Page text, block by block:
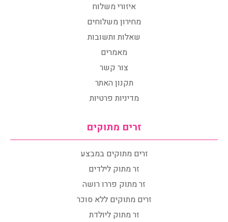
איזורי משלוח
מחירון משלוחים
שאלות ותשובות
מאמרים
צור קשר
תקנון האתר
מדיניות פרטיות
זרים מתוקים
זרים מתוקים במבצע
זר מתוק לילדים
זר מתוק פררו רושה
זרים מתוקים ללא סוכר
זר מתוק ליולדת